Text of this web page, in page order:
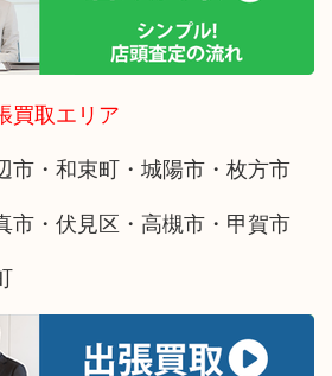
買取エリア
市・和束町・城陽市・枚方市
市・伏見区・高槻市・甲賀市